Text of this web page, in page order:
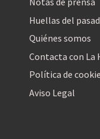
Huellas del
Quiénes somos
Contacta con La
Política de
Aviso Legal